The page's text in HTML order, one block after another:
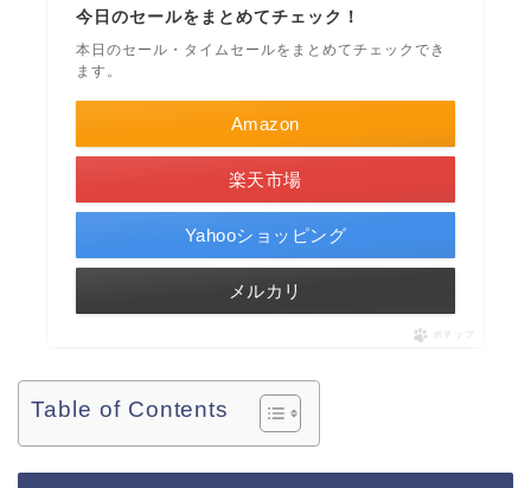
今日のセールをまとめてチェック！
本日のセール・タイムセールをまとめてチェックでき
ます。
Amazon
楽天市場
Yahooショッピング
メルカリ
ポチップ
Table of Contents